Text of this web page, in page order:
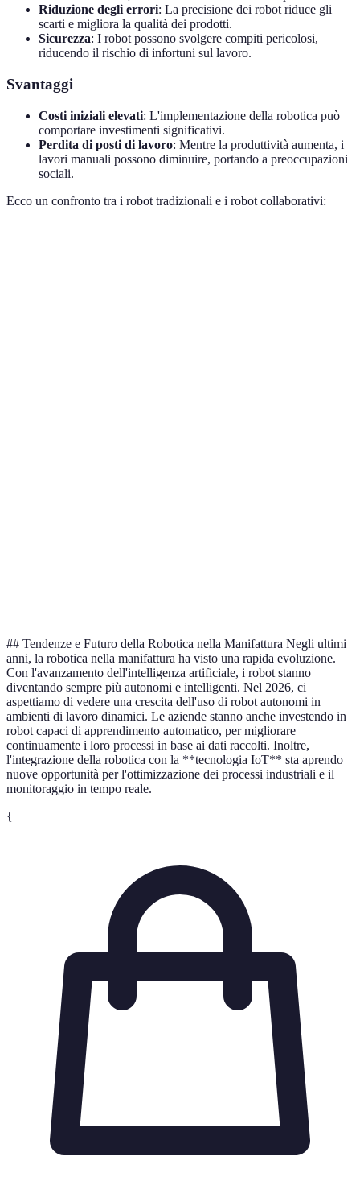
Riduzione degli errori: La precisione dei robot riduce gli
scarti e migliora la qualità dei prodotti.
Sicurezza: I robot possono svolgere compiti pericolosi,
riducendo il rischio di infortuni sul lavoro.
Svantaggi
Costi iniziali elevati: L'implementazione della robotica può
comportare investimenti significativi.
Perdita di posti di lavoro: Mentre la produttività aumenta, i
lavori manuali possono diminuire, portando a preoccupazioni
sociali.
Ecco un confronto tra i robot tradizionali e i robot collaborativi:
## Tendenze e Futuro della Robotica nella Manifattura Negli ultimi
anni, la robotica nella manifattura ha visto una rapida evoluzione.
Con l'avanzamento dell'intelligenza artificiale, i robot stanno
diventando sempre più autonomi e intelligenti. Nel 2026, ci
aspettiamo di vedere una crescita dell'uso di robot autonomi in
ambienti di lavoro dinamici. Le aziende stanno anche investendo in
robot capaci di apprendimento automatico, per migliorare
continuamente i loro processi in base ai dati raccolti. Inoltre,
l'integrazione della robotica con la **tecnologia IoT** sta aprendo
nuove opportunità per l'ottimizzazione dei processi industriali e il
monitoraggio in tempo reale.
{